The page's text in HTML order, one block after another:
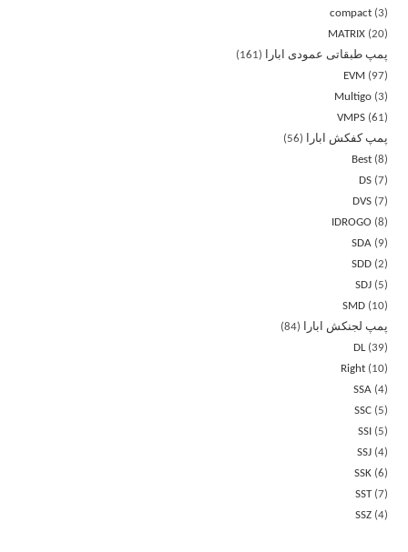
compact 3
MATRIX 20
پمپ طبقاتی عمودی ابارا
161
EVM
97
Multigo 3
VMPS 61
پمپ کفکش ابارا
56
Best 8
DS 7
DVS 7
IDROGO
8
SDA
9
SDD 2
SDJ
5
SMD
10
پمپ لجنکش ابارا
84
DL 39
Right
10
SSA 4
SSC
5
SSI
5
SSJ 4
SSK 6
SST 7
SSZ 4